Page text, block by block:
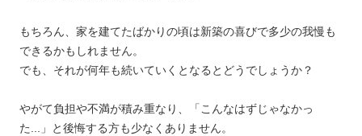
もちろん、家を建てたばかりの頃は新築の喜びで多少の我慢も
できるかもしれません。
でも、それが何年も続いていくとなるとどうでしょうか？
やがて負担や不満が積み重なり、「こんなはずじゃなかっ
た...」と後悔する方も少なくありません。